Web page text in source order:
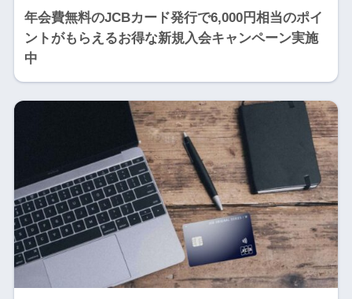
年会費無料のJCBカード発行で6,000円相当のポイ
ントがもらえるお得な新規入会キャンペーン実施
中